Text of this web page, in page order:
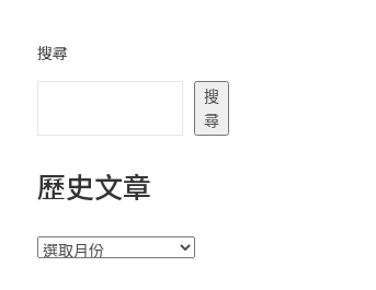
搜尋
搜
尋
歷史文章
彙